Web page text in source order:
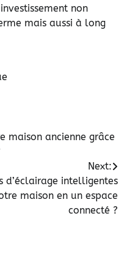
non
mais aussi à long
maison ancienne grâce
Next:
d’éclairage intelligentes
maison en un espace
connecté ?